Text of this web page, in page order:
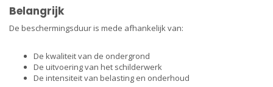
Belangrijk
De beschermingsduur is mede afhankelijk van:
De kwaliteit van de ondergrond
De uitvoering van het schilderwerk
De intensiteit van belasting en onderhoud